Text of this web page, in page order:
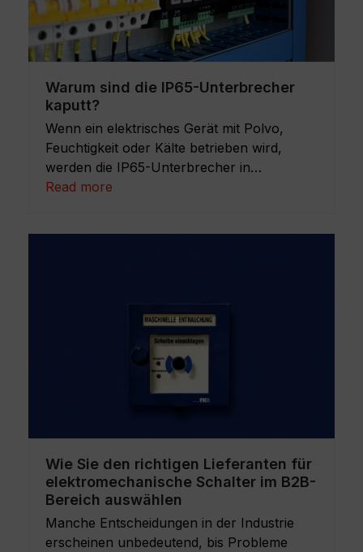
Warum sind die IP65-Unterbrecher
kaputt?
Wenn ein elektrisches Gerät mit Polvo,
Feuchtigkeit oder Kälte betrieben wird,
werden die IP65-Unterbrecher in…
Read more
Wie Sie den richtigen Lieferanten für
elektromechanische Schalter im B2B-
Bereich auswählen
Manche Entscheidungen in der Industrie
erscheinen unbedeutend, bis Probleme